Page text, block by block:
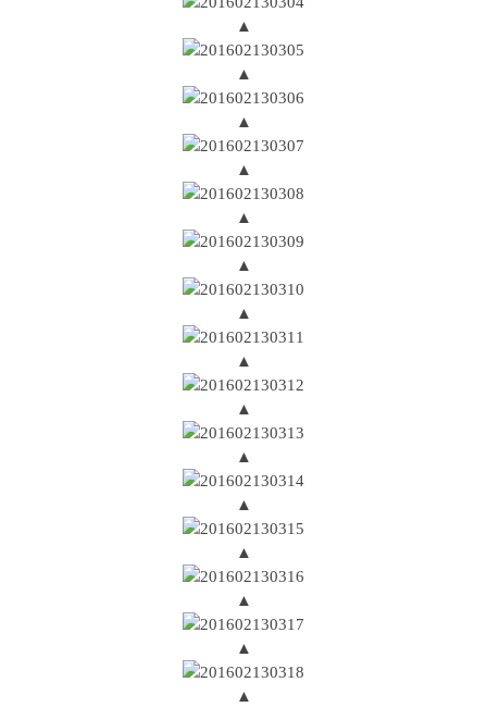
▲
▲
▲
▲
▲
▲
▲
▲
▲
▲
▲
▲
▲
▲
▲